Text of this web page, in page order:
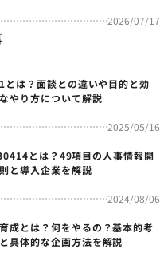
2026/07/17
とは？面談との違いや目的と効
やり方について解説
2025/05/16
とは？49項目の人事情報開
と導入企業を解説
2024/08/06
成とは？何をやるの？基本的考
具体的な企画方法を解説